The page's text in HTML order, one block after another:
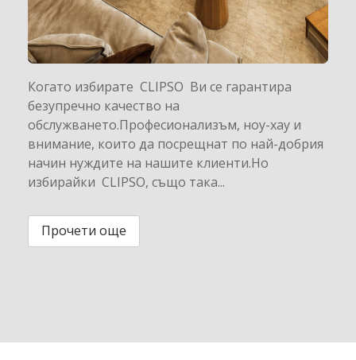
Когато избирате CLIPSO Ви се гарантира
безупречно качество на
обслужването.Професионализъм, ноу-хау и
внимание, които да посрещнат по най-добрия
начин нуждите на нашите клиенти.Но
избирайки CLIPSO, също така...
Прочети още